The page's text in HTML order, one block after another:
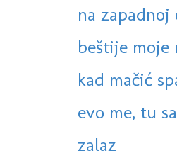
na zapadnoj
beštije moje
kad mačić
evo me, tu
zalaz